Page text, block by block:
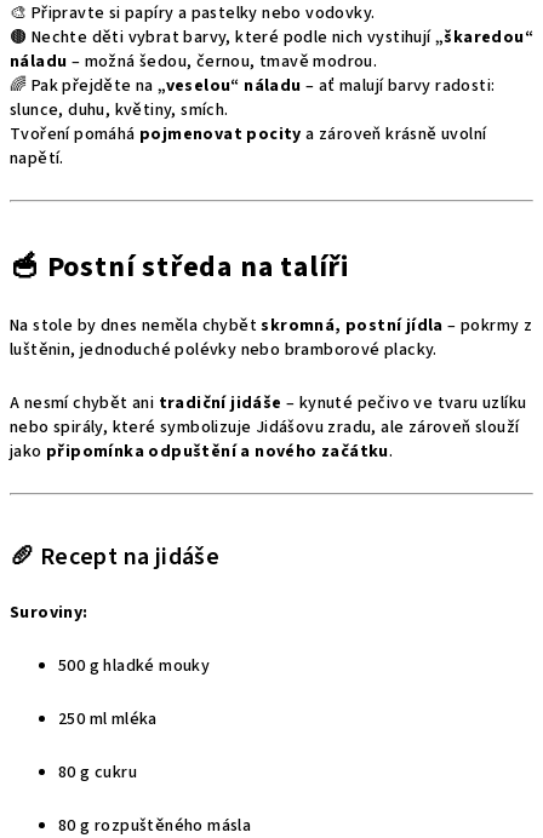
🎨 Připravte si papíry a pastelky nebo vodovky.
🟤 Nechte děti vybrat barvy, které podle nich vystihují„škaredou“
náladu – možná šedou, černou, tmavě modrou.
🌈 Pak přejděte na„veselou“ náladu – ať malují barvy radosti:
slunce, duhu, květiny, smích.
Tvoření pomáhá pojmenovat pocity a zároveň krásně uvolní
napětí.
🥣 Postní středa na talíři
Na stole by dnes neměla chybětskromná, postní jídla – pokrmy z
luštěnin, jednoduché polévky nebo bramborové placky.
A nesmí chybět ani tradiční jidáše – kynuté pečivo ve tvaru uzlíku
nebo spirály, které symbolizuje Jidášovu zradu, ale zároveň slouží
jako připomínka odpuštění a nového začátku.
🥖 Recept na jidáše
Suroviny:
500 g hladké mouky
250 ml mléka
80 g cukru
80 g rozpuštěného másla